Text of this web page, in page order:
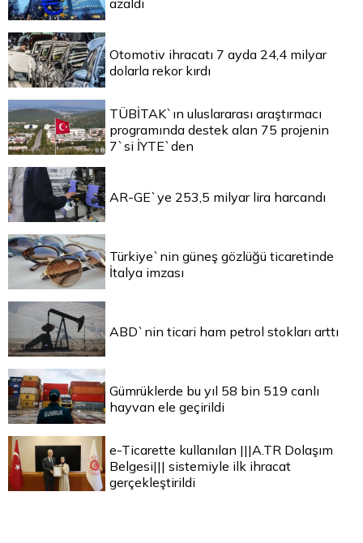
azaldı
Otomotiv ihracatı 7 ayda 24,4 milyar
dolarla rekor kırdı
TÜBİTAK`ın uluslararası araştırmacı
programında destek alan 75 projenin
7`si İYTE`den
AR-GE`ye 253,5 milyar lira harcandı
Türkiye`nin güneş gözlüğü ticaretinde
İtalya imzası
ABD`nin ticari ham petrol stokları arttı
Gümrüklerde bu yıl 58 bin 519 canlı
hayvan ele geçirildi
e-Ticarette kullanılan |||A.TR Dolaşım
Belgesi||| sistemiyle ilk ihracat
gerçekleştirildi